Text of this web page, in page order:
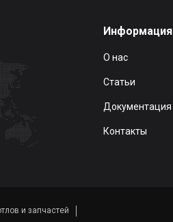
Информация
О нас
Статьи
Документация
Контакты
и запчастей